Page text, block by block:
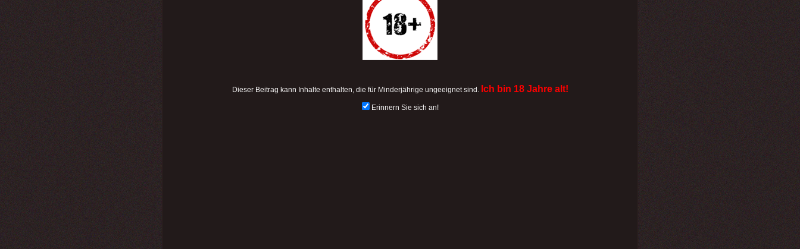
Dieser Beitrag kann Inhalte enthalten, die für Minderjährige ungeeignet sind. Ich bin 18 Jahre alt!
Erinnern Sie sich an!